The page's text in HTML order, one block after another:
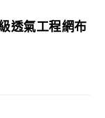
透氣工程網布